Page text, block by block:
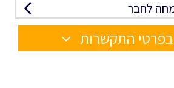
לחבר
התקשרות